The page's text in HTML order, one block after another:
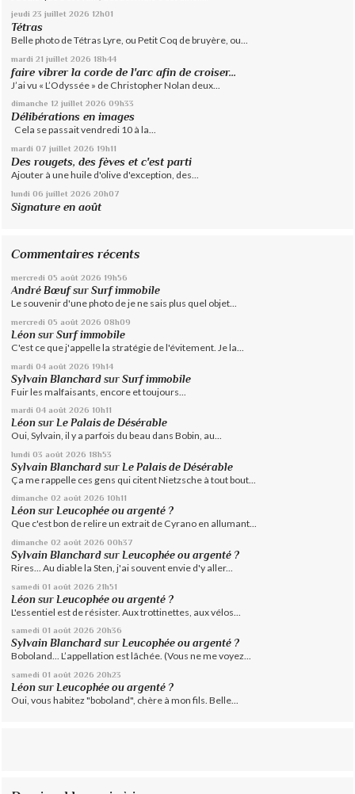
jeudi 23 juillet 2026 12h01
Tétras
Belle photo de Tétras Lyre, ou Petit Coq de bruyère, ou...
mardi 21 juillet 2026 18h44
faire vibrer la corde de l'arc afin de croiser...
J’ai vu « L’Odyssée » de Christopher Nolan deux...
dimanche 12 juillet 2026 09h33
Délibérations en images
Cela se passait vendredi 10 à la...
mardi 07 juillet 2026 19h11
Des rougets, des fèves et c'est parti
Ajouter à une huile d'olive d'exception, des...
lundi 06 juillet 2026 20h07
Signature en août
Commentaires récents
mercredi 05 août 2026 19h56
André BœufsurSurf immobile
Le souvenir d'une photo de je ne sais plus quel objet...
mercredi 05 août 2026 08h09
Léon surSurf immobile
C'est ce que j'appelle la stratégie de l'évitement. Je la...
mardi 04 août 2026 19h14
Sylvain Blanchard surSurf immobile
Fuir les malfaisants, encore et toujours...
mardi 04 août 2026 10h11
Léon surLe Palais de Désérable
Oui, Sylvain, il y a parfois du beau dans Bobin, au...
lundi 03 août 2026 18h53
Sylvain Blanchard sur Le Palais de Désérable
Ça me rappelle ces gens qui citent Nietzsche à tout bout...
dimanche 02 août 2026 10h11
Léon surLeucophée ou argenté ?
Que c'est bon de relire un extrait de Cyrano en allumant...
dimanche 02 août 2026 00h37
Sylvain Blanchard sur Leucophée ou argenté ?
Rires... Au diable la Sten, j'ai souvent envie d'y aller...
samedi 01 août 2026 21h51
Léon sur Leucophée ou argenté ?
L'essentiel est de résister. Aux trottinettes, aux vélos...
samedi 01 août 2026 20h36
Sylvain Blanchard surLeucophée ou argenté ?
Boboland... L’appellation est lâchée. (Vous ne me voyez...
samedi 01 août 2026 20h23
Léon sur Leucophée ou argenté ?
Oui, vous habitez "boboland", chère à mon fils. Belle...